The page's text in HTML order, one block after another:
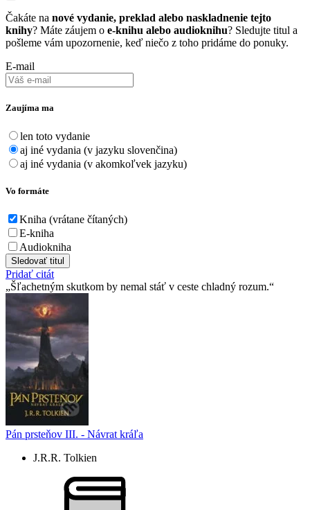
Čakáte na nové vydanie, preklad alebo naskladnenie tejto
knihy? Máte záujem o e-knihu alebo audioknihu? Sledujte titul a
pošleme vám upozornenie, keď niečo z toho pridáme do ponuky.
E-mail
Zaujíma ma
len toto vydanie
aj iné vydania (v jazyku slovenčina)
aj iné vydania (v akomkoľvek jazyku)
Vo formáte
Kniha (vrátane čítaných)
E-kniha
Audiokniha
Sledovať titul
Pridať citát
Šľachetným skutkom by nemal stáť v ceste chladný rozum.
Pán prsteňov III. - Návrat kráľa
J.R.R. Tolkien